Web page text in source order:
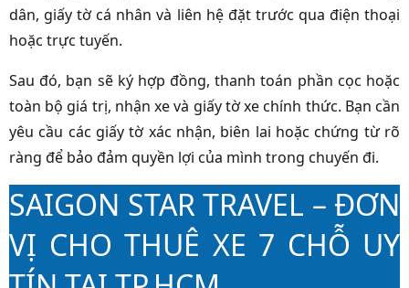
dân, giấy tờ cá nhân và liên hệ đặt trước qua điện thoại
hoặc trực tuyến.
Sau đó, bạn sẽ ký hợp đồng, thanh toán phần cọc hoặc
toàn bộ giá trị, nhận xe và giấy tờ xe chính thức. Bạn cần
yêu cầu các giấy tờ xác nhận, biên lai hoặc chứng từ rõ
ràng để bảo đảm quyền lợi của mình trong chuyến đi.
SAIGON STAR TRAVEL – ĐƠN
VỊ CHO THUÊ XE 7 CHỖ UY